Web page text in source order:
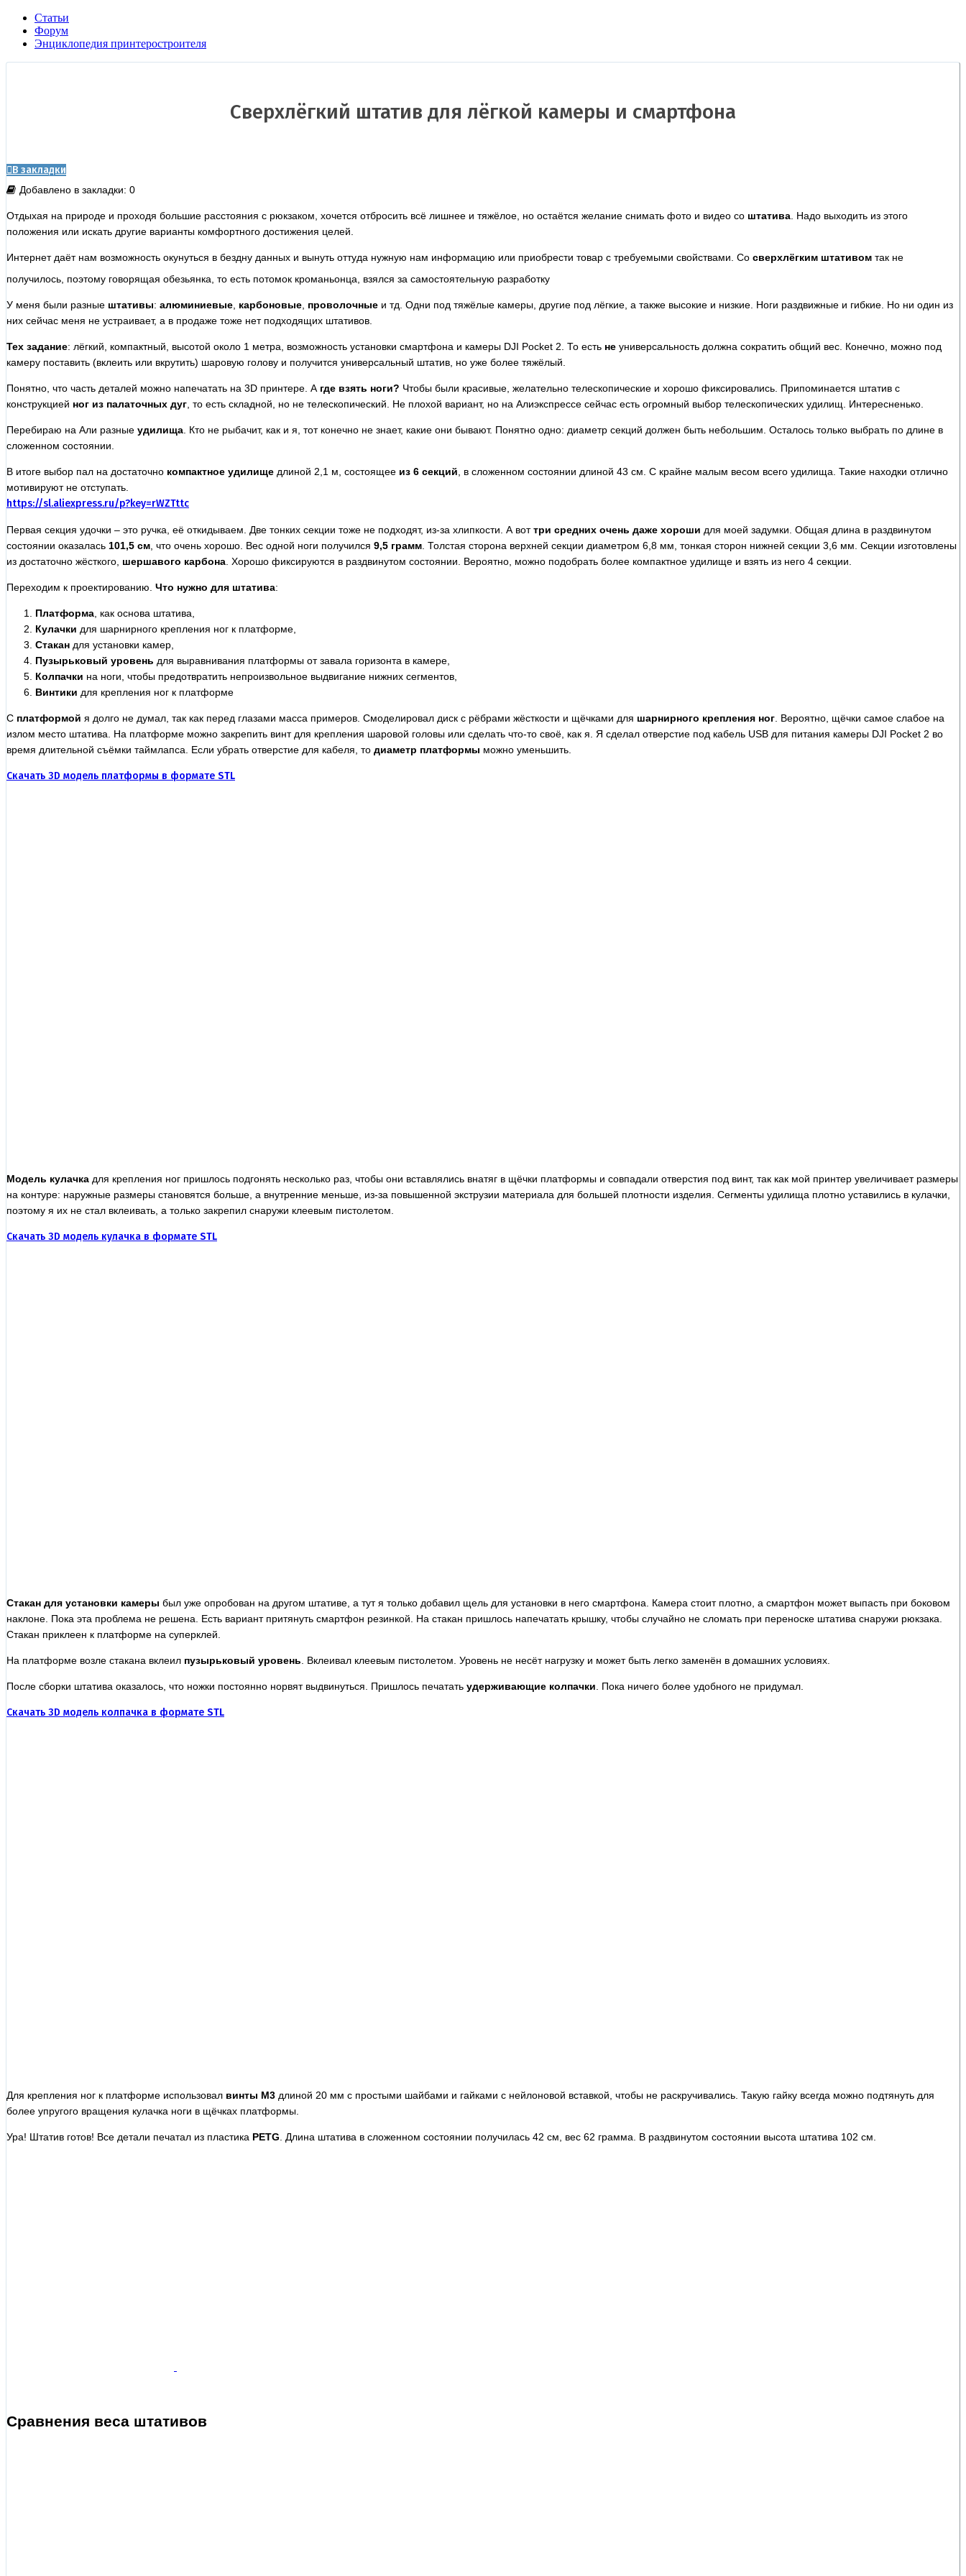
Статьи
Форум
Энциклопедия принтеростроителя
Сверхлёгкий штатив для лёгкой камеры и смартфона
В закладки
Добавлено в закладки: 0
Отдыхая на природе и проходя большие расстояния с рюкзаком, хочется отбросить всё лишнее и тяжёлое, но остаётся желание снимать фото и видео со штатива . Надо выходить из этого
положения или искать другие варианты комфортного достижения целей.
Интернет даёт нам возможность окунуться в бездну данных и вынуть оттуда нужную нам информацию или приобрести товар с требуемыми свойствами. Со сверхлёгким штативом так не
получилось, поэтому говорящая обезьянка, то есть потомок кроманьонца, взялся за самостоятельную разработку
У меня были разные штативы: алюминиевые карбоновые проволочные и тд. Одни под тяжёлые камеры, другие под лёгкие, а также высокие и низкие. Ноги раздвижные и гибкие. Но ни один из
них сейчас меня не устраивает, а в продаже тоже нет подходящих штативов.
Тех задание: лёгкий, компактный, высотой около 1 метра, возможность установки смартфона и камеры DJI Pocket 2. То есть не универсальность должна сократить общий вес. Конечно, можно под
камеру поставить (вклеить или вкрутить) шаровую голову и получится универсальный штатив, но уже более тяжёлый.
Понятно, что часть деталей можно напечатать на 3D принтере. А где взять ноги? Чтобы были красивые, желательно телескопические и хорошо фиксировались. Припоминается штатив с
конструкцией ног из палаточных дуг , то есть складной, но не телескопический. Не плохой вариант, но на Алиэкспрессе сейчас есть огромный выбор телескопических удилищ. Интересненько.
Перебираю на Али разные удилища . Кто не рыбачит, как и я, тот конечно не знает, какие они бывают. Понятно одно: диаметр секций должен быть небольшим. Осталось только выбрать по длине в
сложенном состоянии.
В итоге выбор пал на достаточно компактное удилище длиной 2,1 м, состоящее из 6 секций , в сложенном состоянии длиной 43 см. С крайне малым весом всего удилища. Такие находки отлично
мотивируют не отступать.
https://sl.aliexpress.ru/p?key=rWZTttc
Первая секция удочки – это ручка, её откидываем. Две тонких секции тоже не подходят, из-за хлипкости. А воттри средних очень даже хороши для моей задумки. Общая длина в раздвинутом
состоянии оказалась 101,5 см , что очень хорошо. Вес одной ноги получился 9,5 грамм . Толстая сторона верхней секции диаметром 6,8 мм, тонкая сторон нижней секции 3,6 мм. Секции изготовлены
из достаточно жёсткого, шершавого карбона . Хорошо фиксируются в раздвинутом состоянии. Вероятно, можно подобрать более компактное удилище и взять из него 4 секции.
Переходим к проектированию. Что нужно для штатива:
Платформа , как основа штатива,
Кулачки для шарнирного крепления ног к платформе,
Стакан для установки камер,
Пузырьковый уровень для выравнивания платформы от завала горизонта в камере,
Колпачки на ноги, чтобы предотвратить непроизвольное выдвигание нижних сегментов,
Винтики для крепления ног к платформе
С платформой я долго не думал, так как перед глазами масса примеров. Смоделировал диск с рёбрами жёсткости и щёчками для шарнирного крепления ног . Вероятно, щёчки самое слабое на
излом место штатива. На платформе можно закрепить винт для крепления шаровой головы или сделать что-то своё, как я. Я сделал отверстие под кабель USB для питания камеры DJI Pocket 2 во
время длительной съёмки таймлапса. Если убрать отверстие для кабеля, то диаметр платформы можно уменьшить.
Скачать 3D модель платформы в формате STL
Модель кулачка для крепления ног пришлось подгонять несколько раз, чтобы они вставлялись внатяг в щёчки платформы и совпадали отверстия под винт, так как мой принтер увеличивает размеры
на контуре: наружные размеры становятся больше, а внутренние меньше, из-за повышенной экструзии материала для большей плотности изделия. Сегменты удилища плотно уставились в кулачки,
поэтому я их не стал вклеивать, а только закрепил снаружи клеевым пистолетом.
Скачать 3D модель кулачка в формате STL
Стакан для установки камеры был уже опробован на другом штативе, а тут я только добавил щель для установки в него смартфона. Камера стоит плотно, а смартфон может выпасть при боковом
наклоне. Пока эта проблема не решена. Есть вариант притянуть смартфон резинкой. На стакан пришлось напечатать крышку, чтобы случайно не сломать при переноске штатива снаружи рюкзака.
Стакан приклеен к платформе на суперклей.
На платформе возле стакана вклеил пузырьковый уровень . Вклеивал клеевым пистолетом. Уровень не несёт нагрузку и может быть легко заменён в домашних условиях.
После сборки штатива оказалось, что ножки постоянно норвят выдвинуться. Пришлось печатать удерживающие колпачки . Пока ничего более удобного не придумал.
Скачать 3D модель колпачка в формате STL
Для крепления ног к платформе использовал винты М3 длиной 20 мм с простыми шайбами и гайками с нейлоновой вставкой, чтобы не раскручивались. Такую гайку всегда можно подтянуть для
более упругого вращения кулачка ноги в щёчках платформы.
Ура! Штатив готов! Все детали печатал из пластика PETG . Длина штатива в сложенном состоянии получилась 42 см, вес 62 грамма. В раздвинутом состоянии высота штатива 102 см.
Сравнения веса штативов